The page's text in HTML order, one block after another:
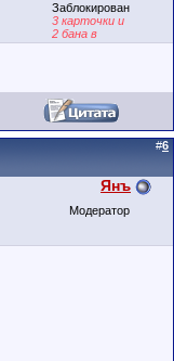
Заблокирован
3 карточки и
2 бана в
послужном
#6
Янъ
Модератор